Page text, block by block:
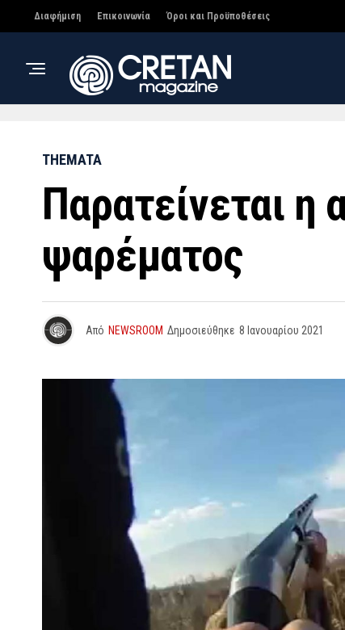
Διαφήμιση Επικοινωνία Όροι και Προϋποθέσεις
THEMATA
Παρατείνεται η
ψαρέματος
Από NEWSROOM Δημοσιεύθηκε 8 Ιανουαρίου 2021